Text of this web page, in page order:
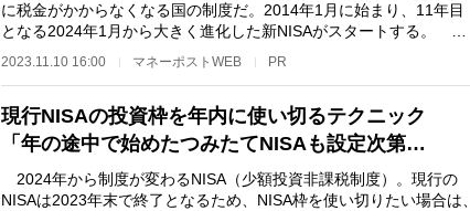
に税金がかからなくなる国の制度だ。2014年1月に始まり、11年目
となる2024年1月から大きく進化した新NISAがスタートする。 新
NISAのおもな変更は2点…
2023.11.10 16:00 マネーポストWEB PR
現行NISAの投資枠を年内に使い切るテクニック
「年の途中で始めたつみたてNISAも設定次第…
2024年から制度が変わるNISA（少額投資非課税制度）。現行の
NISAは2023年末で終了となるため、NISA枠を使い切りたい場合は、